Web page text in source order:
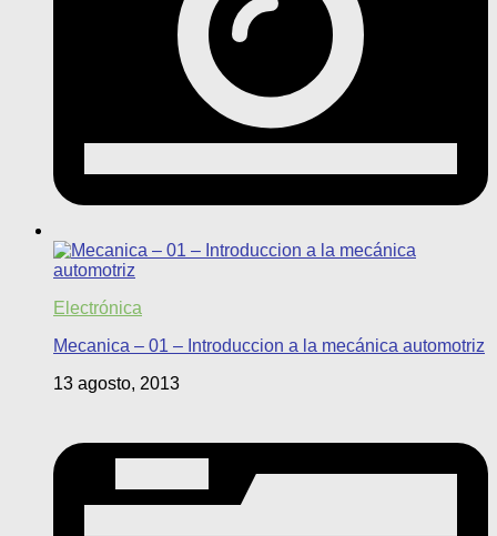
Electrónica
Mecanica – 01 – Introduccion a la mecánica automotriz
13 agosto, 2013